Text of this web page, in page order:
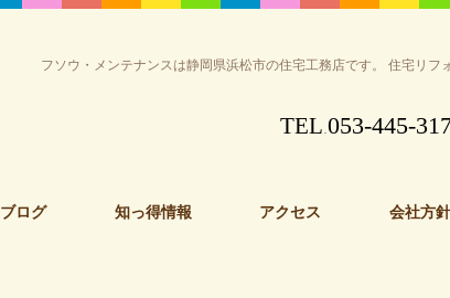
フソウ・メンテナンスは静岡県浜松市の住宅工務店です。 住宅リフ
TEL 053-445-
ブログ 知っ得情報 アクセス 会社方針